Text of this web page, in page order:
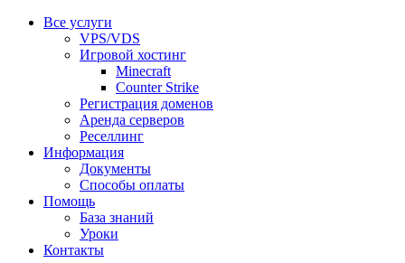
Все услуги
VPS/VDS
Игровой хостинг
Minecraft
Counter Strike
Регистрация доменов
Аренда серверов
Реселлинг
Информация
Документы
Способы оплаты
Помощь
База знаний
Уроки
Контакты